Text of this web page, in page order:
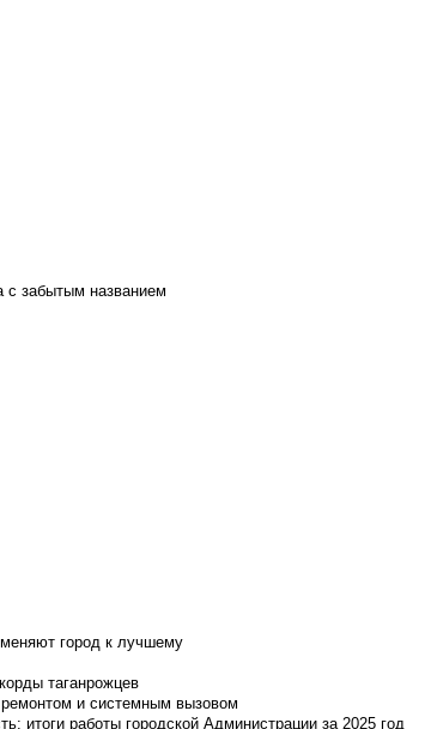
с забытым названием
меняют город к лучшему
таганрожцев
и системным вызовом
итоги работы городской Администрации за 2025 год